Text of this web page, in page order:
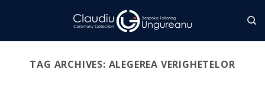
TAG ARCHIVES: ALEGEREA VERIGHETELOR